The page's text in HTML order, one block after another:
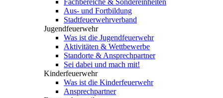
Fachbereiche & Sondereinheiten
Aus- und Fortbildung
Stadtfeuerwehrverband
Jugendfeuerwehr
Was ist die Jugendfeuerwehr
Aktivitäten & Wettbewerbe
Standorte & Ansprechpartner
Sei dabei und mach mit!
Kinderfeuerwehr
Was ist die Kinderfeuerwehr
Ansprechpartner